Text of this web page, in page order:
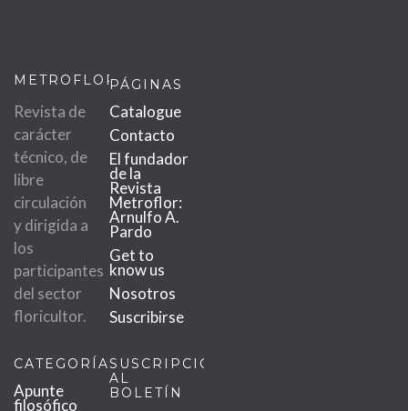
METROFLOR
Revista de
carácter
técnico, de
libre
circulación
y dirigida a
los
participantes
del sector
floricultor.
PÁGINAS
Catalogue
Contacto
El fundador
de la
Revista
Metroflor:
Arnulfo A.
Pardo
Get to
know us
Nosotros
Suscribirse
CATEGORÍAS
Apunte
filosófico
SUSCRIPCIÓN
AL
BOLETÍN